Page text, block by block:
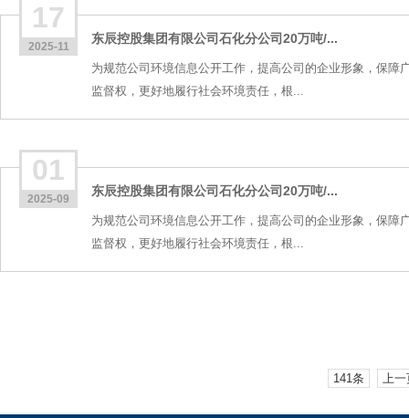
17
2025-11
东辰控股集团有限公司石化分公司20万吨/...
为规范公司环境信息公开工作，提高公司的企业形象，保障
监督权，更好地履行社会环境责任，根...
01
2025-09
东辰控股集团有限公司石化分公司20万吨/...
为规范公司环境信息公开工作，提高公司的企业形象，保障
监督权，更好地履行社会环境责任，根...
141条 上一